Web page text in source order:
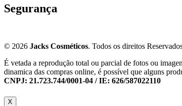
Segurança
© 2026 Jacks Cosméticos. Todos os direitos
É vetada a reprodução total ou parcial de fotos ou
dinamica das compras online, é possível que alguns
CNPJ: 21.723.744/0001-04 / IE: 626/587022110
X